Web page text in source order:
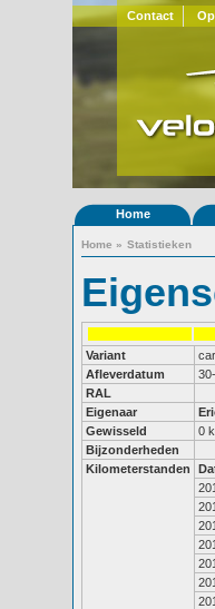
Contact
Home
Home » Statistieken
Variant
Afleverdatum
RAL
Eigenaar
Gewisseld
0
Bijzonderheden
Kilometerstanden